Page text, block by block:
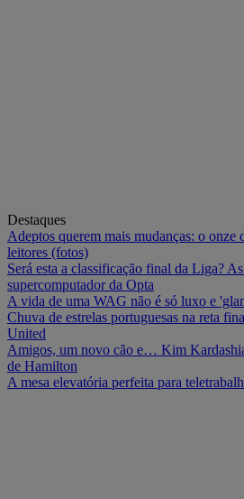
Destaques
Adeptos querem mais mudanças: o
leitores (fotos)
Será esta a classificação final da Liga?
supercomputador da Opta
A vida de uma WAG não é só luxo e
Chuva de estrelas portuguesas na reta
United
Amigos, um novo cão e… Kim
de Hamilton
A mesa elevatória perfeita para